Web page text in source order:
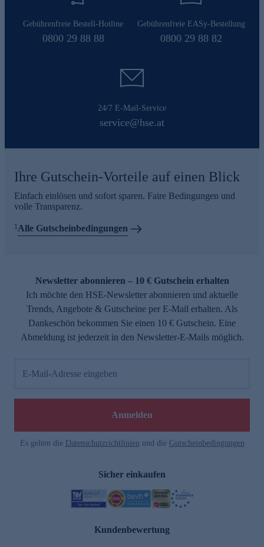
Gebührenfreie Bestell-Hotline
0800 29 88 88
Gebührenfreie EASy-Bestellung
0800 29 88 82
24/7 E-Mail-Service
service@hse.at
Ihre Gutschein-Vorteile auf einen Blick
Einfach einlösen und sofort sparen. Faire Bedingungen und
volle Transparenz.
1 Alle Gutscheinbedingungen
Newsletter abonnieren – 10 € Gutschein erhalten
Ich möchte den HSE-Newsletter abonnieren und aktuelle
Trends, Angebote & Gutscheine per E-Mail erhalten. Als
Dankeschön bekommen Sie einen 10 € Gutschein. Eine
Abmeldung ist jederzeit in den Newsletter-E-Mails möglich.
E-Mail-Adresse eingeben
Anmelden
Es gelten die Datenschutzrichtlinien und die Gutscheinbedingungen
Sicher einkaufen
Kundenbewertung